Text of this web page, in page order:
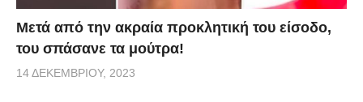
Μετά από την ακραία προκλητική του είσοδο,
του σπάσανε τα μούτρα!
14 ΔΕΚΕΜΒΡΊΟΥ, 2023